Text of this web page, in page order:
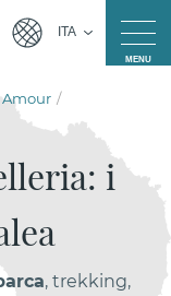
ITA
MENU
i
, trekking,